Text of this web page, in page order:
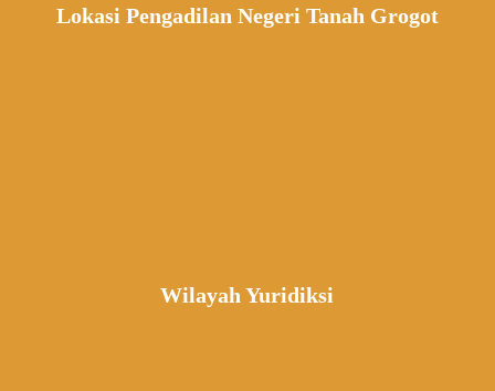
Lokasi Pengadilan Negeri Tanah Grogot
Wilayah Yuridiksi